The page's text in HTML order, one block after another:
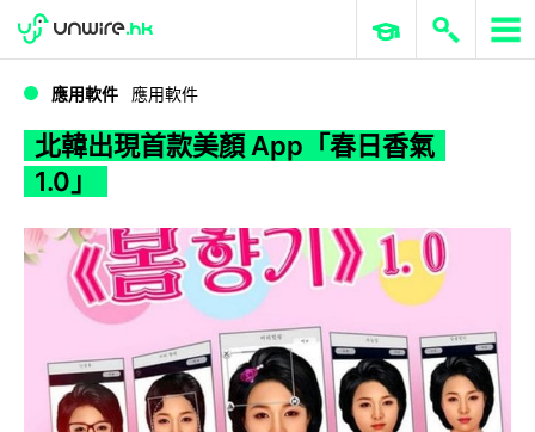
北韓出現首款美顏 App「春日香氣 1.0」
WWDC 2026 ERP 與商業 AI
應用軟件 應用軟件
北韓出現首款美顏 App「春日香氣
1.0」